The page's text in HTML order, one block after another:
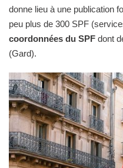
donne lieu à une publication
peu plus de 300 SPF
coordonnées du SPF dont
(Gard).